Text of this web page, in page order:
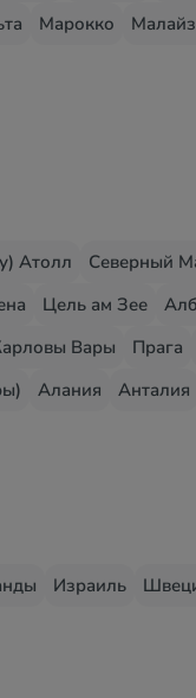
Марокко
Атолл Северный
Цель ам Зее
Вары Прага
Алания Анталия
Израиль